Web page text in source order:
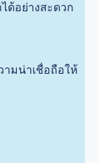
ด้อย่างสะดวก
มน่าเชื่อถือให้